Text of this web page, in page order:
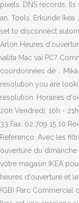
pixels. DNS records.
an. Tools. Erkunde
set to disconnect
Arlon Heures
valita Mac vai PC?
coordonnées de …
resolution you are
resolution. Horaires
20h Vendredi: 10h -
33 Fax: 02 709 15 10
Referenco. Avec les
ouverture du
votre magasin IKEA
heures d'ouverture et
(GB) Parc Commercial